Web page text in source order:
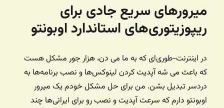
میرورهای سریع جادی برای
ریپوزیتوری‌های استاندارد اوبونتو
در اینترنت-طوری‌ای که به ما می دن، هزار جور مشکل هست
که باعث می شه آپدیت کردن لینوکس‌ها و نصب برنامه‌ها به
دردسر تبدیل بشن. من برای حل مشکل خودم یک میرور
اوبونتو دارم که سرعت آپدیت و نصب رو برای ایرانی‌ها چند